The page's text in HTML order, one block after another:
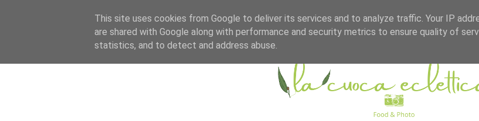
This site uses cookies from Google to deliver its services and to analyze traffic. Your IP
are shared with Google along with performance and security metrics to ensure quality of
statistics, and to detect and address abuse.